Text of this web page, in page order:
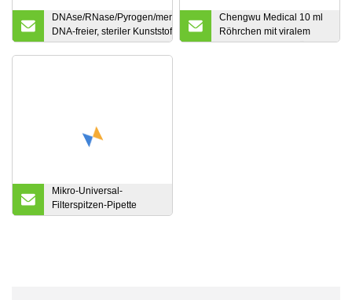
DNAse/RNase/Pyrogen/menschliche
DNA-freier, steriler Kunststoffkamm
mit 96 magnetischen Spitzen
Chengwu Medical 10 ml
Röhrchen mit viralem
Transportmedium für
Mikro-Universal-
Filterspitzen-Pipette
Biorad Davinchi Human